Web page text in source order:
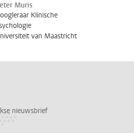
Muris
Klinische
van Maastricht
nieuwsbrief